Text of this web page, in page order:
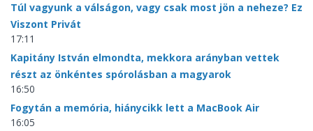
Túl vagyunk a válságon, vagy csak most jön a neheze? Ez
Viszont Privát
17:11
Kapitány István elmondta, mekkora arányban vettek
részt az önkéntes spórolásban a magyarok
16:50
Fogytán a memória, hiánycikk lett a MacBook Air
16:05